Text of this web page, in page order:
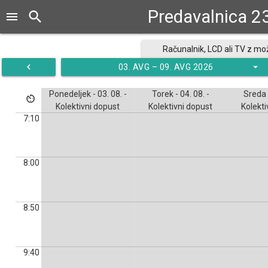
Predavalnica
menu search
Računalnik, LCD ali TV z
računalnik,
navigate_before 03. AVG – 09. AVG 2026 arrow_drop_down
av_timer
Ponedeljek - 03. 08. -
Kolektivni dopust
Torek - 04. 08. -
Kolektivni dopust
Sreda
7:10
8:00
8:50
9:40